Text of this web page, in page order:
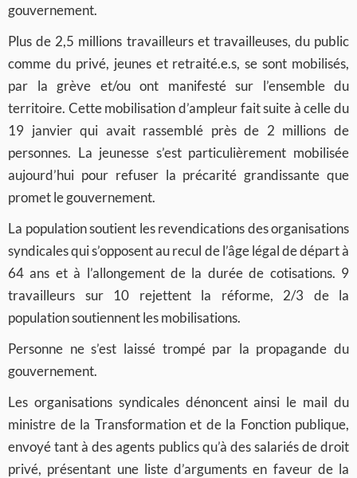
gouvernement.
Plus de 2,5 millions travailleurs et travailleuses, du public
comme du privé, jeunes et retraité.e.s, se sont mobilisés,
par la grève et/ou ont manifesté sur l’ensemble du
territoire. Cette mobilisation d’ampleur fait suite à celle du
19 janvier qui avait rassemblé près de 2 millions de
personnes. La jeunesse s’est particulièrement mobilisée
aujourd’hui pour refuser la précarité grandissante que
promet le gouvernement.
La population soutient les revendications des organisations
syndicales qui s’opposent au recul de l’âge légal de départ à
64 ans et à l’allongement de la durée de cotisations. 9
travailleurs sur 10 rejettent la réforme, 2/3 de la
population soutiennent les mobilisations.
Personne ne s’est laissé trompé par la propagande du
gouvernement.
Les organisations syndicales dénoncent ainsi le mail du
ministre de la Transformation et de la Fonction publique,
envoyé tant à des agents publics qu’à des salariés de droit
privé, présentant une liste d’arguments en faveur de la